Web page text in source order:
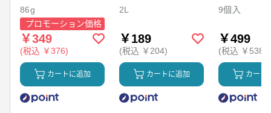
シュモッツァレラ
86g
プロモーション価格
￥349
(税込 ￥376)
カートに追加
2L
￥189
(税込 ￥204)
カートに追加
9個入
￥499
(税込 ￥538)
カート